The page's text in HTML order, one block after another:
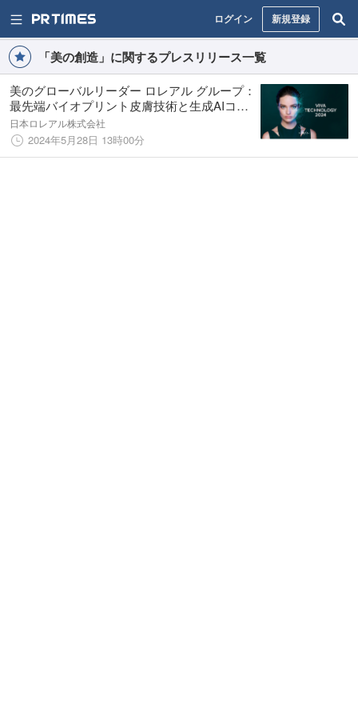
ログイン 新規登録
「美の創造」に関するプレスリリース一覧
美のグローバルリーダー ロレアル グループ：
最先端バイオプリント皮膚技術と生成AIコン
テンツ・ラボでビューティテックを加速
日本ロレアル株式会社
2024年5月28日 13時00分